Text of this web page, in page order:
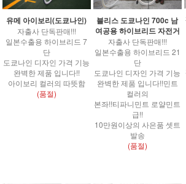
유메 아이보리(도쿄나인)
자출사 단독판매!!!
일본수출용 하이브리드 7
단
도쿄나인 디자인 가격 기능
완벽한 제품 입니다!!
아이보리 컬러의 따뜻함
(품절)
블리스 도쿄나인 700c 남
여공용 하이브리드 자전거
자출사 단독판매!!!
일본수출용 하이브리드 21
단
도쿄나인 디자인 가격 기능
완벽한 제품 입니다!!민트
컬러의
본좌!!티파니민트 로얄민트
급!!
10만원이상의 사은품 셋트
발송
(품절)